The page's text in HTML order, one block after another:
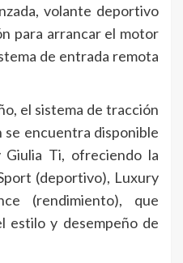
volante deportivo
para arrancar el motor
de entrada remota
el sistema de tracción
encuentra disponible
Giulia Ti, ofreciendo la
(deportivo), Luxury
(rendimiento), que
estilo y desempeño de